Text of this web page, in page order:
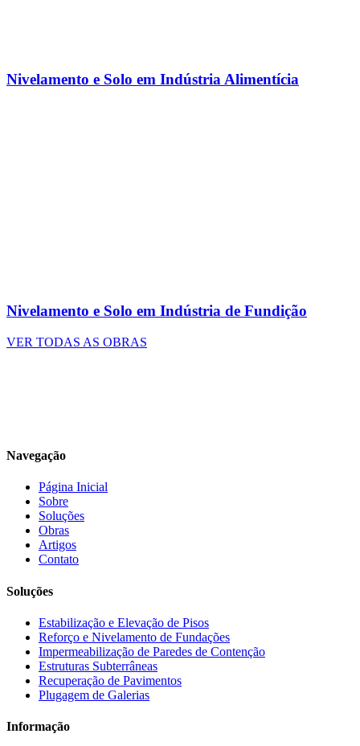
Nivelamento e Solo em Indústria Alimentícia
Nivelamento e Solo em Indústria de Fundição
VER TODAS AS OBRAS
Navegação
Página Inicial
Sobre
Soluções
Obras
Artigos
Contato
Soluções
Estabilização e Elevação de Pisos
Reforço e Nivelamento de Fundações
Impermeabilização de Paredes de Contenção
Estruturas Subterrâneas
Recuperação de Pavimentos
Plugagem de Galerias
Informação